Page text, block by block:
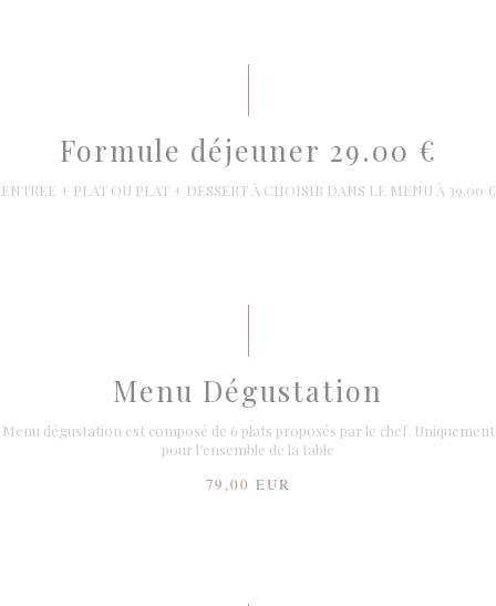
Formule déjeuner 29.00 €
ENTREE + PLAT OU PLAT + DESSERT À CHOISIR DANS LE MENU À 39.00 €
Menu Dégustation
Menu dégustation est composé de 6 plats proposés par le chef. Uniquement
pour l’ensemble de la table
79,00 EUR